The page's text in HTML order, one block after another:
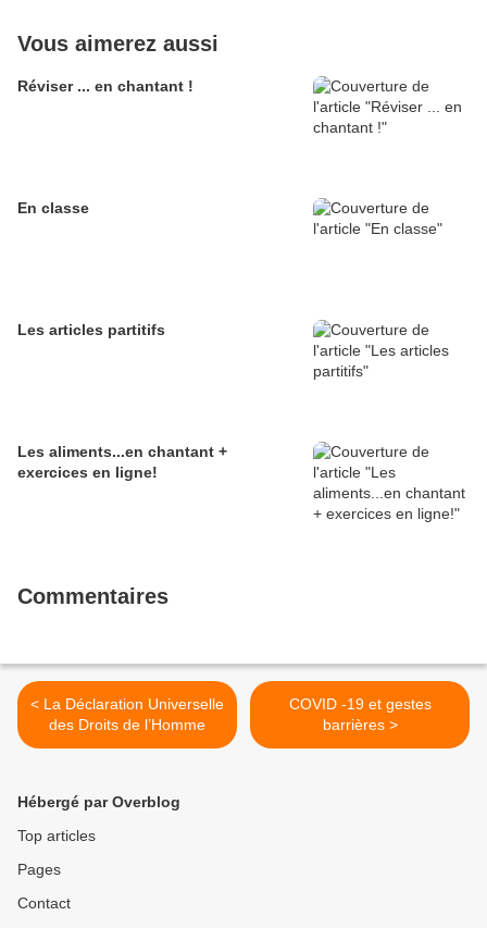
Vous aimerez aussi
Réviser ... en chantant !
En classe
Les articles partitifs
Les aliments...en chantant +
exercices en ligne!
Commentaires
< La Déclaration Universelle
des Droits de l’Homme
COVID -19 et gestes
barrières >
Hébergé par Overblog
Top articles
Pages
Contact